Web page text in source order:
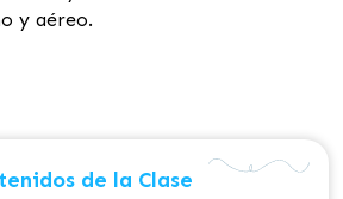
y aéreo.
de la Clase